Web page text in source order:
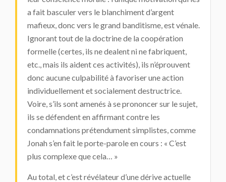
a fait basculer vers le blanchiment d’argent
mafieux, donc vers le grand banditisme, est vénale.
Ignorant tout de la doctrine de la coopération
formelle (certes, ils ne dealent ni ne fabriquent,
etc., mais ils aident ces activités), ils n’éprouvent
donc aucune culpabilité à favoriser une action
individuellement et socialement destructrice.
Voire, s’ils sont amenés à se prononcer sur le sujet,
ils se défendent en affirmant contre les
condamnations prétendument simplistes, comme
Jonah s’en fait le porte-parole en cours : « C’est
plus complexe que cela… »
Au total, et c’est révélateur d’une dérive actuelle